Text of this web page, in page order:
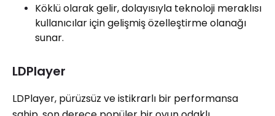
Köklü olarak gelir, dolayısıyla teknoloji meraklısı
kullanıcılar için gelişmiş özelleştirme olanağı
sunar.
LDPlayer
LDPlayer, pürüzsüz ve istikrarlı bir performansa